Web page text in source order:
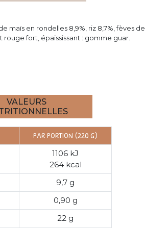
maïs en rondelles 8,9%, riz 8,7%, fèves de
rouge fort, épaississant : gomme guar.
VALEURS
PAR PORTION (220 G)
1106 kJ
264 kcal
9,7 g
0,90 g
22 g